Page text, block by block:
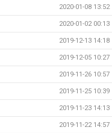
2020-01-08 13:52
2020-01-02 00:13
2019-12-13 14:18
2019-12-05 10:27
2019-11-26 10:57
2019-11-25 10:39
2019-11-23 14:13
2019-11-22 14:57